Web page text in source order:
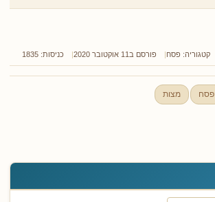
קטגוריה: פסח פורסם ב11 אוקטובר 2020 כניסות: 1835
פסח מצות